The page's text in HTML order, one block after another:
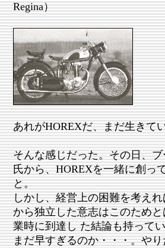
Regina）
あれがHOREXだ、まだ生きて
そんな感じだった。その日、
氏から、HOREXを一緒に創っ
と。
しかし、経営上の困難を考え
から独立した意志はこのため
業時に到達し た結論も持ってい
まだ早すぎるのか・・・。や